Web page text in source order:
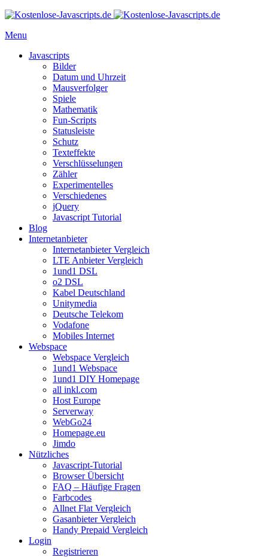
Menu
Javascripts
Bilder
Datum und Uhrzeit
Mausverfolger
Spiele
Mathematik
Fun-Scripts
Statusleiste
Schutz
Texteffekte
Verschlüsselungen
Zähler
Experimentelles
Verschiedenes
jQuery
Javascript Tutorial
Blog
Internetanbieter
Internetanbieter Vergleich
LTE Anbieter Vergleich
1und1 DSL
o2 DSL
Kabel Deutschland
Unitymedia
Deutsche Telekom
Vodafone
Mobiles Internet
Webspace
Webspace Vergleich
1und1 Webspace
1und1 DIY Homepage
all inkl.com
Host Europe
Serverway
WebGo24
Homepage.eu
Jimdo
Nützliches
Javascript-Tutorial
Browser Übersicht
FAQ – Häufige Fragen
Farbcodes
Allnet Flat Vergleich
Gasanbieter Vergleich
Handy Prepaid Vergleich
Login
Registrieren